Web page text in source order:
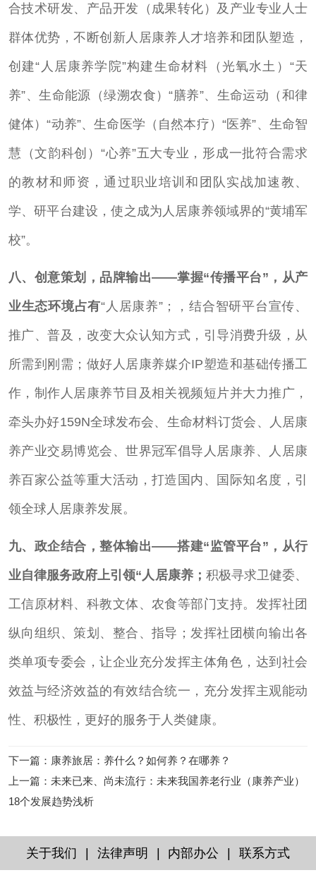
合技术研发、产品开发（成果转化）及产业专业人士
群体优势，不断创新人居康养人才培养和团队塑造，
创建“人居康养学院”构建生命材料（光氧水土）“天
养”、生命能源（绿溯农食）“膳养”、生命运动（和律
健体）“动养”、生命医学（自然本疗）“医养”、生命智
慧（文韵科创）“心养”五大专业，形成一批符合需求
的教材和师资，通过职业培训和团队实战加速教、
学、研平台建设，使之成为人居康养领域界的“黄埔军
校”。
八、创意策划，品牌输出——掌握“传播平台”，从产
业生态环境占有“人居康养”；，结合智研平台宣传、
推广、普及，改变大众认知方式，引导消费升级，从
所需到刚需；做好人居康养媒介IP塑造和基础传播工
作，制作人居康养节目及相关视频短片并大力推广，
牵头办好159N全球发布会、生命材料订货会、人居康
养产业交易博览会、世界冠军倡导人居康养、人居康
养百家公益等重大活动，打造国内、国际知名度，引
领全球人居康养发展。
九、 政企结合，整体输出——搭建“监管平台”，从行
业自律服务政府上引领“人居康养； 积极寻求卫健委、
工信原材料、科教文体、农食等部门支持。发挥社团
纵向组织、策划、整合、指导；发挥社团横向输出各
类单项专委会，让企业充分发挥主体角色，达到社会
效益与经济效益的有效结合统一，充分发挥主观能动
性、积极性，更好的服务于人类健康。
下一篇 ： 康养旅居：养什么？如何养？在哪养？
上一篇 ： 未来已来、尚未流行：未来我国养老行业（康养产业）
18个发展趋势浅析
关于我们 | 法律声明 | 内部办公 | 联系方式